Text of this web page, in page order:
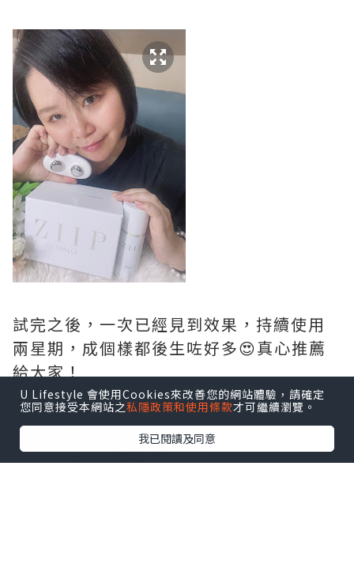
試完之後，一次已經見到效果，持續使用
兩星期，成個樣都後生咗好多😍真心推薦
給大家！
U Lifestyle 會使用Cookies來改善您的網站體驗，請確定
您同意接受本網站之私隱政策和使用條款才可繼續瀏覽。
我已閱讀及同意